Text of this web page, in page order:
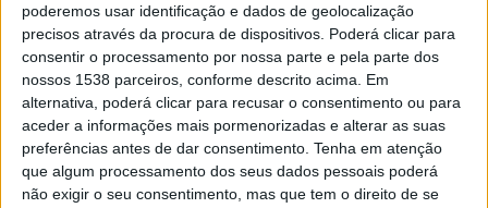
poderemos usar identificação e dados de geolocalização
precisos através da procura de dispositivos. Poderá clicar para
consentir o processamento por nossa parte e pela parte dos
nossos 1538 parceiros, conforme descrito acima. Em
alternativa, poderá clicar para recusar o consentimento ou para
aceder a informações mais pormenorizadas e alterar as suas
preferências antes de dar consentimento. Tenha em atenção
que algum processamento dos seus dados pessoais poderá
não exigir o seu consentimento, mas que tem o direito de se
https://www.dgs.pt/documentos-e-
publicacoes/exposicao-da-populacao-aos-campos-
electromagneticos.aspx
Até ao momento só 16 pessoas participaram no estudo